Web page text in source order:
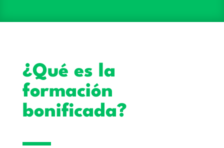
¿Qué es la
formación
bonificada?